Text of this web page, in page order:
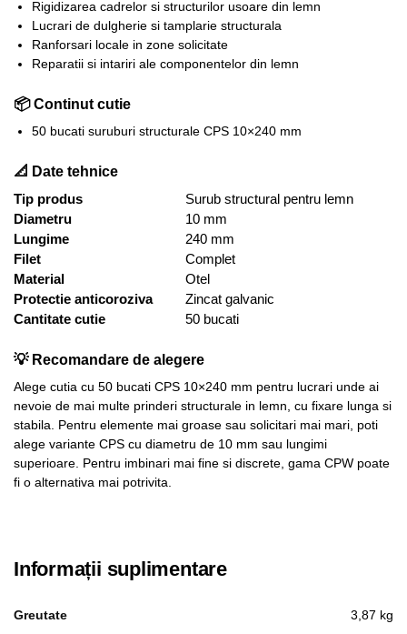
Rigidizarea cadrelor si structurilor usoare din lemn
Lucrari de dulgherie si tamplarie structurala
Ranforsari locale in zone solicitate
Reparatii si intariri ale componentelor din lemn
📦 Continut cutie
50 bucati suruburi structurale CPS 10×240 mm
📐 Date tehnice
Tip produs
Surub structural pentru lemn
Diametru
10 mm
Lungime
240 mm
Filet
Complet
Material
Otel
Protectie anticoroziva
Zincat galvanic
Cantitate cutie
50 bucati
💡 Recomandare de alegere
Alege cutia cu 50 bucati CPS 10×240 mm pentru lucrari unde ai
nevoie de mai multe prinderi structurale in lemn, cu fixare lunga si
stabila. Pentru elemente mai groase sau solicitari mai mari, poti
alege variante CPS cu diametru de 10 mm sau lungimi
superioare. Pentru imbinari mai fine si discrete, gama CPW poate
fi o alternativa mai potrivita.
Informații suplimentare
Greutate 3,87 kg